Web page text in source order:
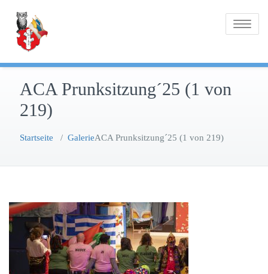
springen
Toggle
ACA Prunksitzung´25 (1 von
219)
Startseite / GalerieACA Prunksitzung´25 (1 von 219)